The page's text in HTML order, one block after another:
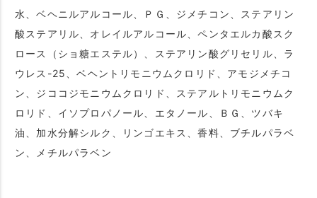
水、ベヘニルアルコール、ＰＧ、ジメチコン、ステアリン
酸ステアリル、オレイルアルコール、ペンタエルカ酸スク
ロース（ショ糖エステル）、ステアリン酸グリセリル、ラ
ウレス-25、ベヘントリモニウムクロリド、アモジメチコ
ン、ジココジモニウムクロリド、ステアルトリモニウムク
ロリド、イソプロパノール、エタノール、ＢＧ、ツバキ
油、加水分解シルク、リンゴエキス、香料、ブチルパラベ
ン、メチルパラベン